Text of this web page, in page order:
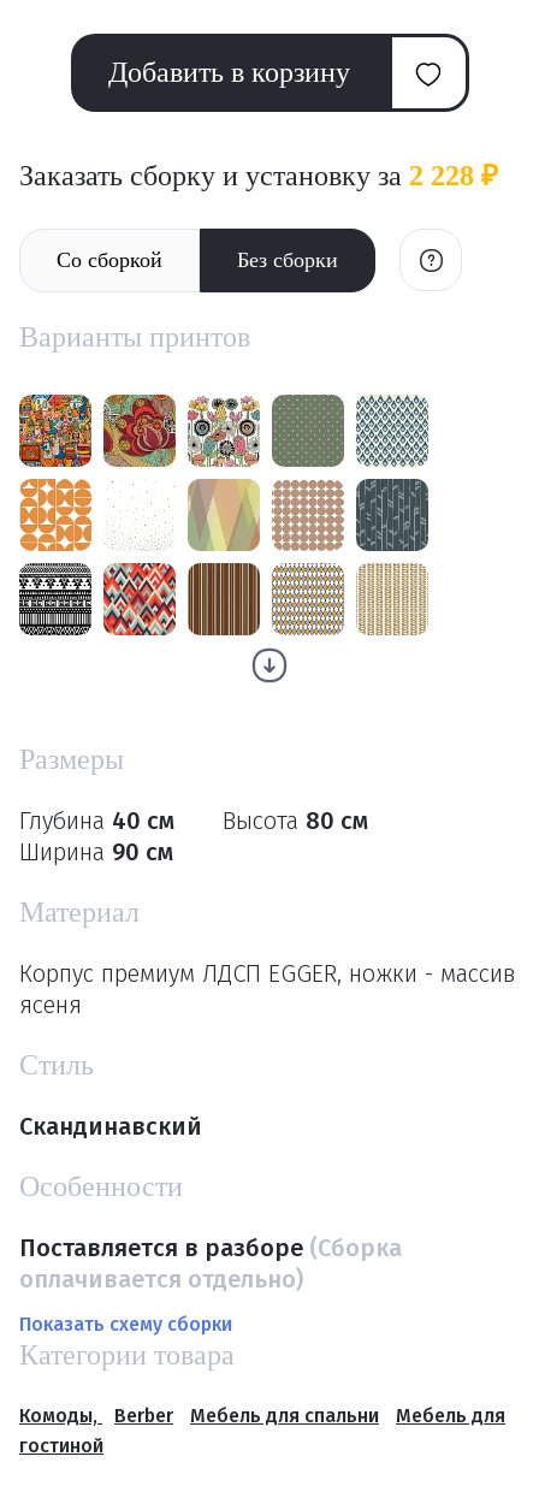
Добавить в корзину
Заказать сборку и установку за 2 228 ₽
Со сборкой Без сборки
Варианты принтов
Размеры
Глубина 40 см Высота 80 см
Ширина 90 см
Материал
Корпус премиум ЛДСП EGGER, ножки - массив
ясеня
Стиль
Скандинавский
Особенности
Поставляется в разборе (Сборка
оплачивается отдельно)
Показать схему сборки
Категории товара
Комоды, Berber Мебель для спальни
Мебель для
гостиной